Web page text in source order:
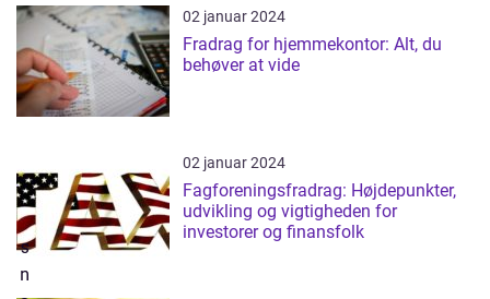
02 januar 2024
Fradrag for hjemmekontor: Alt, du
behøver at vide
02 januar 2024
Fagforeningsfradrag: Højdepunkter,
udvikling og vigtigheden for
investorer og finansfolk